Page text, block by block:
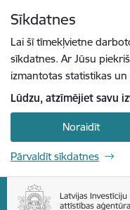
Sīkdatnes
Lai šī tīmekļvietne
sīkdatnes. Ar Jūsu
izmantotas statistikas
Lūdzu, atzīmējiet savu
Noraidīt
Pārvaldīt sīkdatnes